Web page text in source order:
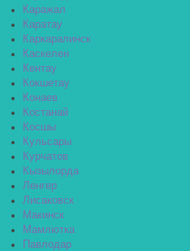
Каражал
Каратау
Каркаралинск
Каскелен
Кентау
Кокшетау
Конаев
Костанай
Косшы
Кульсары
Курчатов
Кызылорда
Ленгер
Лисаковск
Макинск
Мамлютка
Павлодар